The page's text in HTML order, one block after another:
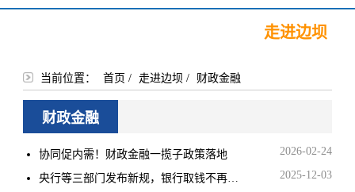
走进边坝
当前位置： 首页 / 走进边坝 / 财政金融
财政金融
协同促内需！财政金融一揽子政策落地 2026-02-24
央行等三部门发布新规，银行取钱不再“一刀切”式询问 2025-12-03